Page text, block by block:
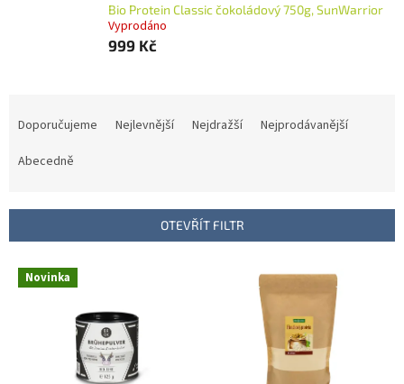
Bio Protein Classic čokoládový 750g, SunWarrior
Vyprodáno
999 Kč
r
Doporučujeme Nejlevnější Nejdražší
Nejprodávanější
Abecedně
OTEVŘÍT FILTR
V Novinka